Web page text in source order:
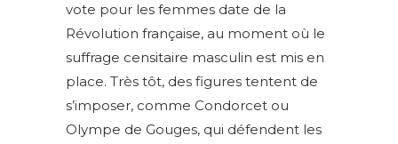
vote pour les femmes date de la
Révolution française, au moment où le
suffrage censitaire masculin est mis en
place. Très tôt, des figures tentent de
s’imposer, comme Condorcet ou
Olympe de Gouges, qui défendent les